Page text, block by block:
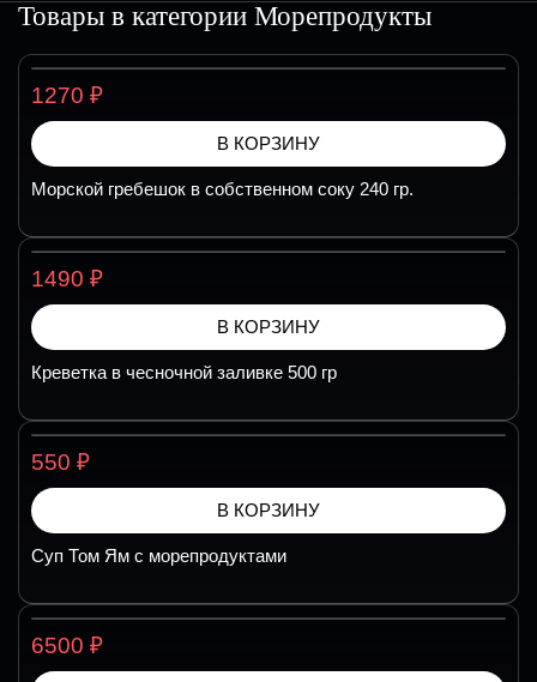
Товары в категории Морепродукты
1270 ₽
В КОРЗИНУ
Морской гребешок в собственном соку 240 гр.
1490 ₽
В КОРЗИНУ
Креветка в чесночной заливке 500 гр
550 ₽
В КОРЗИНУ
Суп Том Ям с морепродуктами
6500 ₽